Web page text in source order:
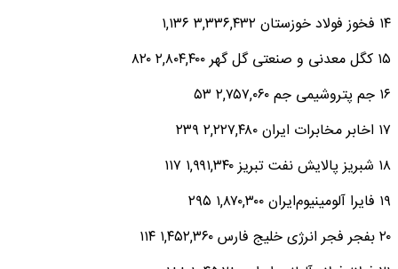
۱۴ فخوز فولاد خوزستان ۳,۳۳۶,۴۳۲ ۱,۱۳۶
۱۵ کگل معدنی و صنعتی گل گهر ۲,۸۰۴,۴۰۰ ۸۲۰
۱۶ جم پتروشیمی جم ۲,۷۵۷,۰۶۰ ۵۳
۱۷ اخابر مخابرات ایران ۲,۲۲۷,۴۸۰ ۲۳۹
۱۸ شبریز پالایش نفت تبریز ۱,۹۹۱,۳۴۰ ۱۱۷
۱۹ فایرا آلومینیوم‌ایران‌ ۱,۸۷۰,۳۰۰ ۲۹۵
۲۰ بفجر فجر انرژی خلیج فارس ۱,۴۵۲,۳۶۰ ۱۱۴